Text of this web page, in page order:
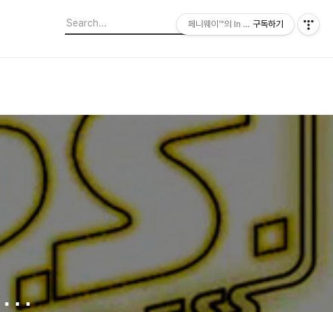
페니웨이™의 In This Film
구독하기